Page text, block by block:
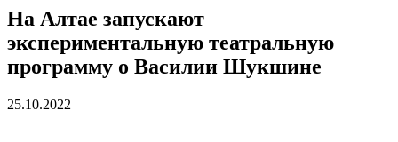
На Алтае запускают
экспериментальную театральную
программу о Василии Шукшине
25.10.2022